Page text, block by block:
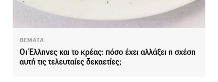
ΘΕΜΑΤΑ
Οι Έλληνες και το κρέας: πόσο έχει αλλάξει η σχέση
αυτή τις τελευταίες δεκαετίες;